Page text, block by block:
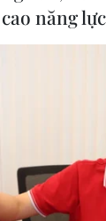
Khánh
Hòa
và giá trị di
năng